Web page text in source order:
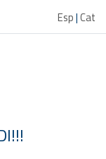
Esp|Cat